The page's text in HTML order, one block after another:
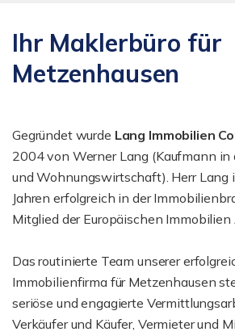
Ihr Maklerbüro für
Metzenhausen
Gegründet wurde Lang Immobilien
2004 von Werner Lang (Kaufmann in
und Wohnungswirtschaft). Herr Lang
Jahren erfolgreich in der
Mitglied der Europäischen Immobilien
Das routinierte Team unserer
Immobilienfirma für Metzenhausen
seriöse und engagierte
Verkäufer und Käufer, Vermieter und